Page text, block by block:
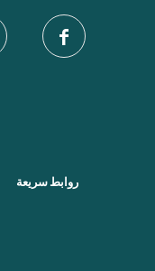
روابط سريعة